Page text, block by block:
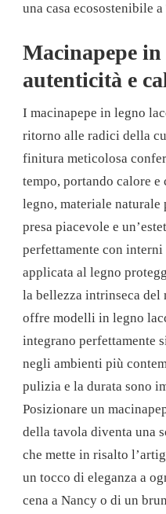
una casa ecosostenibile
Macinapepe in
autenticità e
I macinapepe in legno
ritorno alle radici della
finitura meticolosa
tempo, portando calore
legno, materiale naturale
presa piacevole e
perfettamente con
applicata al legno
la bellezza intrinseca del
offre modelli in legno
integrano perfettamente
negli ambienti più
pulizia e la durata sono
Posizionare un
della tavola diventa una
che mette in risalto
un tocco di eleganza a
cena a Nancy o di un